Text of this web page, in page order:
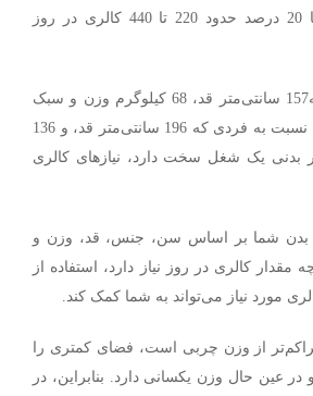
نیاز دارد. کسری 10 تا 20 درصد حدود 220 تا 440 کالری در روز
علاوه بر این، فردی که157 سانتی‌متر قد، 68 کیلوگرم وزن و سبک
زندگی بی‌تحرکی دارد، نسبت به فردی که 196 سانتی‌متر قد، و 136
بدنی یک شغل سخت دارد، نیازهای کالری
بدن شما بر اساس سن، جنس، قد، وزن و
کالری در روز نیاز دارد، استفاده از
مورد نیاز می‌تواند به شما کمک کند.
از وزن چربی است، فضای کمتری را
عین حال وزن یکسانی دارد. بنابراین، در